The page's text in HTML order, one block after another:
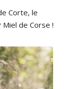
Corte, le
Miel de Corse !